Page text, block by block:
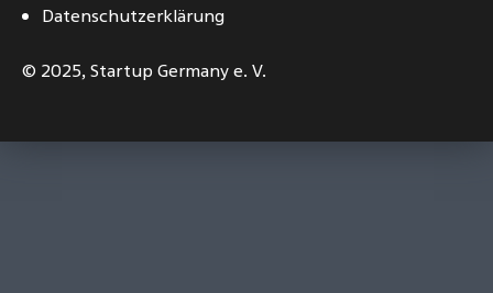
Datenschutzerklärung
© 2025,Startup Germany e. V.